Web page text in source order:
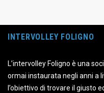
INTERVOLLEY FOLIGNO
L’intervolley Foligno è una
ormai instaurata negli anni a
l’obiettivo di trovare il giusto